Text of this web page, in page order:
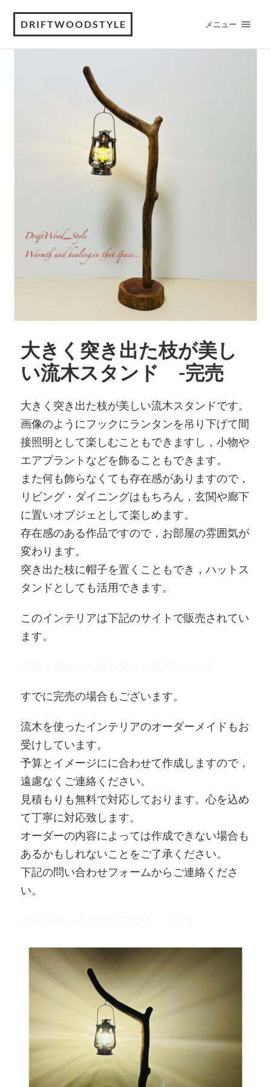
DRIFTWOODSTYLE メニュー
大きく突き出た枝が美し
い流木スタンド -完売
大きく突き出た枝が美しい流木スタンドです。
画像のようにフックにランタンを吊り下げて間
接照明として楽しむこともできますし，小物や
エアプラントなどを飾ることもできます。
また何も飾らなくても存在感がありますので，
リビング・ダイニングはもちろん，玄関や廊下
に置いオブジェとして楽しめます。
存在感のある作品ですので，お部屋の雰囲気が
変わります。
突き出た枝に帽子を置くこともでき，ハットス
タンドとしても活用できます。
このインテリアは下記のサイトで販売されてい
ます。
すでに完売の場合もございます。
流木を使ったインテリアのオーダーメイドもお
受けしています。
予算とイメージにに合わせて作成しますので，
遠慮なくご連絡ください。
見積もりも無料で対応しております。心を込め
て丁寧に対応致します。
オーダーの内容によっては作成できない場合も
あるかもしれないことをご了承ください。
下記の問い合わせフォームからご連絡くださ
い。